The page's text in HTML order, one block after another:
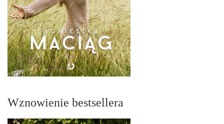
Wznowienie bestsellera